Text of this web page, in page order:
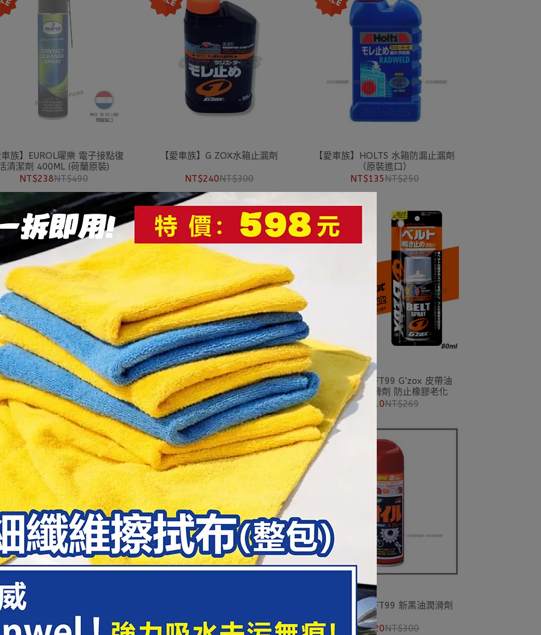
族】EUROL曜樂 電子接點復
清潔劑 400ML (荷蘭原裝)
NT$238NT$490
【愛車族】G ZOX水箱止漏劑
NT$240NT$300
【愛車族】HOLTS 水箱防漏止漏劑
（原裝進口）
NT$135NT$250
族】JOHNSEN'S 水箱防漏修
補劑
NT$179
NT$250
【愛車族】KYK 電瓶補充液-1L (01-
001)
NT$120NT$150
【愛車族】SOFT99 G’zox 皮帶油
L376 皮帶潤滑劑 防止橡膠老化
NT$210NT$269
族】SOFT99 新引擎內部清洗
NT$245NT$299 NT$200NT$250
【愛車族】SOFT99 新黑油潤滑劑
NT$220NT$300